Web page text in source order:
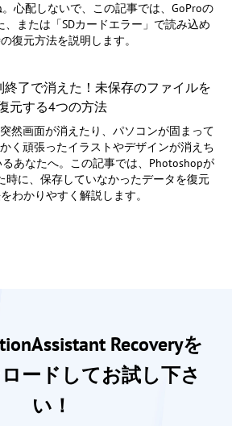
心配しないで、この記事では、GoProの
または「SDカードエラー」で読み込め
復元方法を説明します。
終了で消えた！未保存のファイルを
元する4つの方法
然画面が消えたり、パソコンが固まって
く頑張ったイラストやデザインが消えち
あなたへ。この記事では、Photoshopが
時に、保存していなかったデータを復元
わかりやすく解説します。
Recoveryを
ードしてお試し下さ
い！